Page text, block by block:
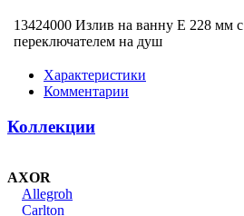
13424000 Излив на ванну E 228 мм с
переключателем на душ
Характеристики
Комментарии
Коллекции
AXOR
Allegroh
Carlton